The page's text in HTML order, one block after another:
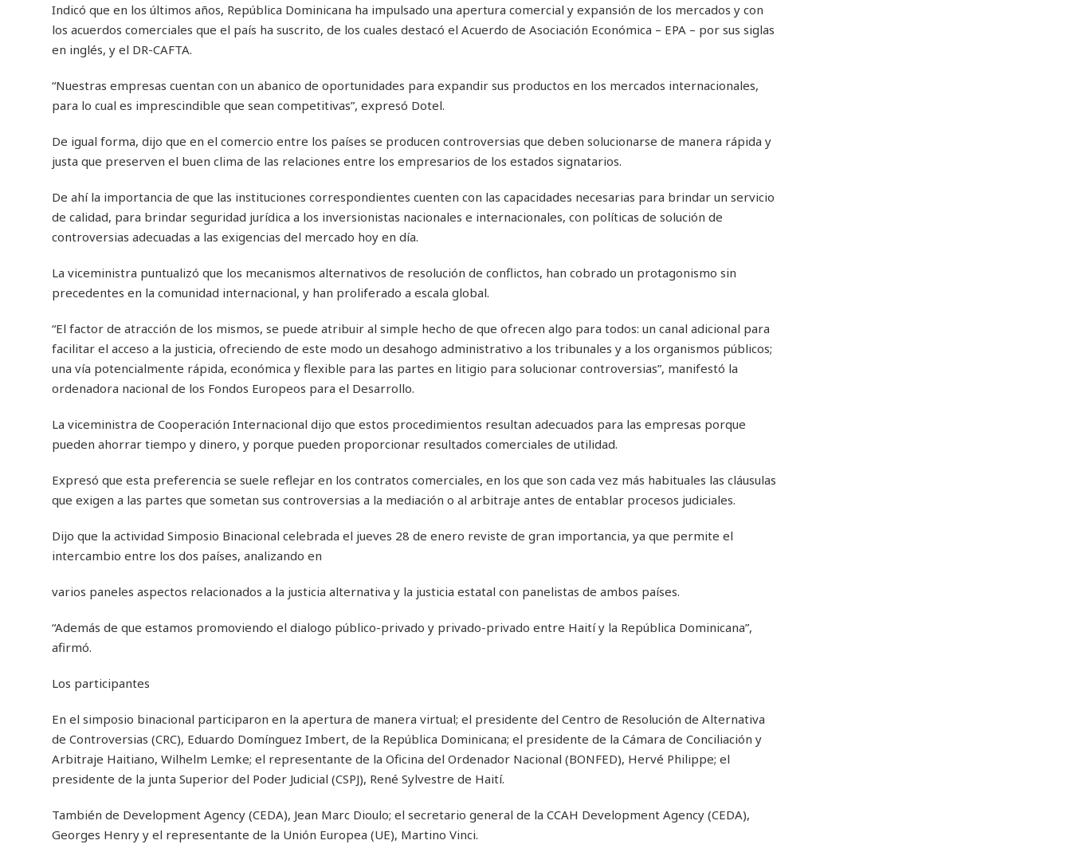
Indicó que en los últimos años, República Dominicana ha impulsado una apertura comercial y expansión de los mercados y con
los acuerdos comerciales que el país ha suscrito, de los cuales destacó el Acuerdo de Asociación Económica – EPA – por sus siglas
en inglés, y el DR-CAFTA.
“Nuestras empresas cuentan con un abanico de oportunidades para expandir sus productos en los mercados internacionales,
para lo cual es imprescindible que sean competitivas”, expresó Dotel.
De igual forma, dijo que en el comercio entre los países se producen controversias que deben solucionarse de manera rápida y
justa que preserven el buen clima de las relaciones entre los empresarios de los estados signatarios.
De ahí la importancia de que las instituciones correspondientes cuenten con las capacidades necesarias para brindar un servicio
de calidad, para brindar seguridad jurídica a los inversionistas nacionales e internacionales, con políticas de solución de
controversias adecuadas a las exigencias del mercado hoy en día.
La viceministra puntualizó que los mecanismos alternativos de resolución de conflictos, han cobrado un protagonismo sin
precedentes en la comunidad internacional, y han proliferado a escala global.
“El factor de atracción de los mismos, se puede atribuir al simple hecho de que ofrecen algo para todos: un canal adicional para
facilitar el acceso a la justicia, ofreciendo de este modo un desahogo administrativo a los tribunales y a los organismos públicos;
una vía potencialmente rápida, económica y flexible para las partes en litigio para solucionar controversias”, manifestó la
ordenadora nacional de los Fondos Europeos para el Desarrollo.
La viceministra de Cooperación Internacional dijo que estos procedimientos resultan adecuados para las empresas porque
pueden ahorrar tiempo y dinero, y porque pueden proporcionar resultados comerciales de utilidad.
Expresó que esta preferencia se suele reflejar en los contratos comerciales, en los que son cada vez más habituales las cláusulas
que exigen a las partes que sometan sus controversias a la mediación o al arbitraje antes de entablar procesos judiciales.
Dijo que la actividad Simposio Binacional celebrada el jueves 28 de enero reviste de gran importancia, ya que permite el
intercambio entre los dos países, analizando en
varios paneles aspectos relacionados a la justicia alternativa y la justicia estatal con panelistas de ambos países.
“Además de que estamos promoviendo el dialogo público-privado y privado-privado entre Haití y la República Dominicana”,
afirmó.
Los participantes
En el simposio binacional participaron en la apertura de manera virtual; el presidente del Centro de Resolución de Alternativa
de Controversias (CRC), Eduardo Domínguez Imbert, de la República Dominicana; el presidente de la Cámara de Conciliación y
Arbitraje Haitiano, Wilhelm Lemke; el representante de la Oficina del Ordenador Nacional (BONFED), Hervé Philippe; el
presidente de la junta Superior del Poder Judicial (CSPJ), René Sylvestre de Haití.
También de Development Agency (CEDA), Jean Marc Dioulo; el secretario general de la CCAH Development Agency (CEDA),
Georges Henry y el representante de la Unión Europea (UE), Martino Vinci.